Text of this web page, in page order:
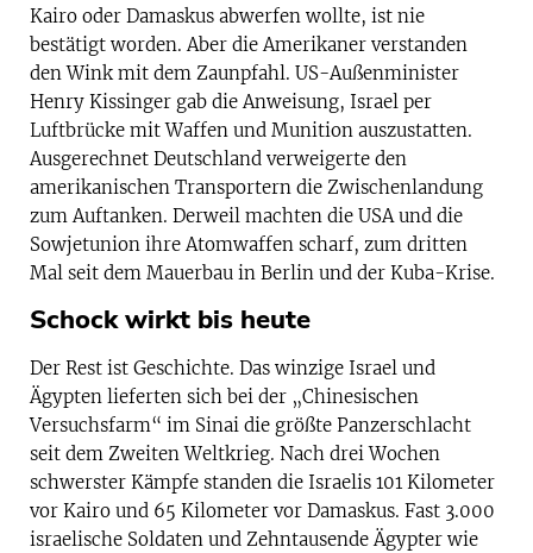
Kairo oder Damaskus abwerfen wollte, ist nie
bestätigt worden. Aber die Amerikaner verstanden
den Wink mit dem Zaunpfahl. US-Außenminister
Henry Kissinger gab die Anweisung, Israel per
Luftbrücke mit Waffen und Munition auszustatten.
Ausgerechnet Deutschland verweigerte den
amerikanischen Transportern die Zwischenlandung
zum Auftanken. Derweil machten die USA und die
Sowjetunion ihre Atomwaffen scharf, zum dritten
Mal seit dem Mauerbau in Berlin und der Kuba-Krise.
Schock wirkt bis heute
Der Rest ist Geschichte. Das winzige Israel und
Ägypten lieferten sich bei der „Chinesischen
Versuchsfarm“ im Sinai die größte Panzerschlacht
seit dem Zweiten Weltkrieg. Nach drei Wochen
schwerster Kämpfe standen die Israelis 101 Kilometer
vor Kairo und 65 Kilometer vor Damaskus. Fast 3.000
israelische Soldaten und Zehntausende Ägypter wie